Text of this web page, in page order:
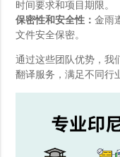
时间要求和项目期限。
保密性和安全性：金雨
文件安全保密。
通过这些团队优势，我
翻译服务，满足不同行